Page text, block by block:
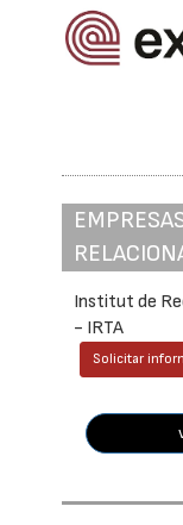
Institut de
- IRTA
Solicitar